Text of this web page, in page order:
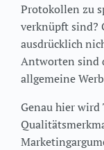
Protokollen zu
verknüpft sind?
ausdrücklich
Antworten sind
allgemeine
Genau hier wird